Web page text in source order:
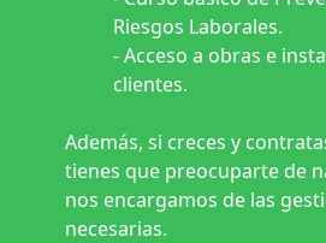
Riesgos Laborales.
- Acceso a obras e
clientes.
Además, si creces y
tienes que preocuparte de
nos encargamos de las
necesarias.